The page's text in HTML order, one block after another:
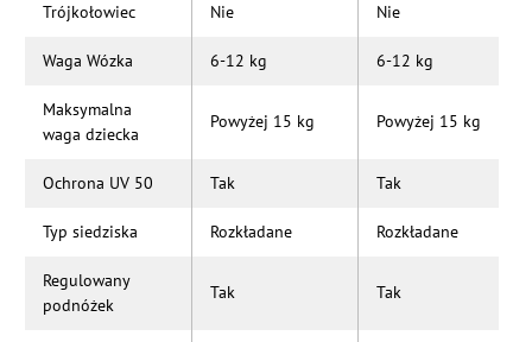
Trójkołowiec Nie Nie
Waga Wózka 6-12 kg 6-12 kg
Maksymalna
waga dziecka
Powyżej 15 kg Powyżej 15 kg
Ochrona UV 50 Tak Tak
Typ siedziska Rozkładane Rozkładane
Regulowany
podnóżek
Tak Tak